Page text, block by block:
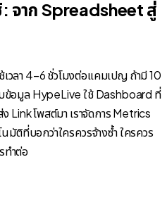
จาก Spreadsheet สู่
วลา 4–6 ชั่วโมงต่อแคมเปญ ถ้ามี 10
อมูล HypeLive ใช้ Dashboard ที่
Link โพสต์มา เราจัดการ Metrics
มัติที่บอกว่าใครควรจ้างซ้ำ ใครควร
ทำต่อ